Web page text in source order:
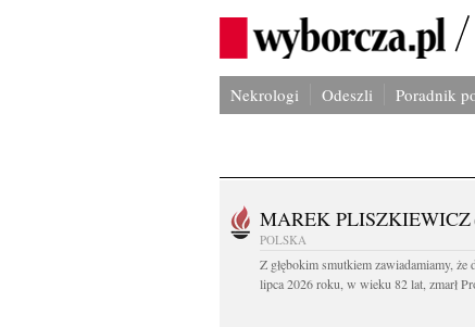
Nekrologi Odeszli Poradnik
MAREK PLISZKIEWICZ
POLSKA
Z głębokim smutkiem zawiadamiamy, że
lipca 2026 roku, w wieku 82 lat, zmarł